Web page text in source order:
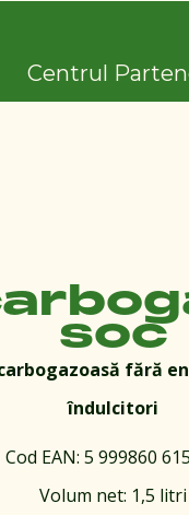
Centrul
soc
fără
îndulcitori
Cod EAN: 5 999860
Volum net: 1,5 litri